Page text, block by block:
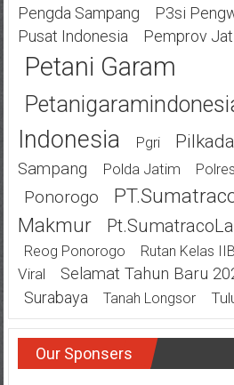
Pengda Sampang
P3si
Pusat Indonesia
Pemprov
Petani Garam
Indonesia
Pgri
Sampang
Polda Jatim
Ponorogo
Makmur
Reog Ponorogo Rutan Kelas
Viral
Selamat Tahun Baru
Surabaya
Tanah Longsor
Our Sponsers